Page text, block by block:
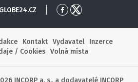
Přejít
Facebook
Přejít
X
Kontakt Vydavatel
Inzerce
/ Cookies
Volná místa
INCORP a. s., a dodavatelé INCORP